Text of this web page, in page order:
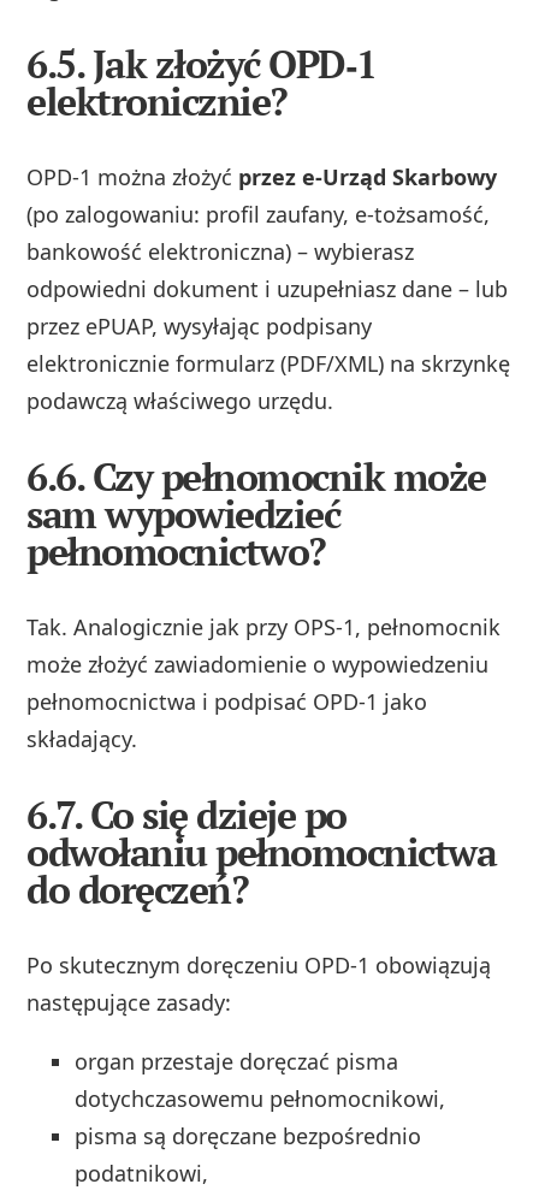
6.5. Jak złożyć OPD‑1
elektronicznie?
OPD‑1 można złożyć przez e‑Urząd Skarbowy
(po zalogowaniu: profil zaufany, e‑tożsamość,
bankowość elektroniczna) – wybierasz
odpowiedni dokument i uzupełniasz dane – lub
przez ePUAP, wysyłając podpisany
elektronicznie formularz (PDF/XML) na skrzynkę
podawczą właściwego urzędu.
6.6. Czy pełnomocnik może
sam wypowiedzieć
pełnomocnictwo?
Tak. Analogicznie jak przy OPS‑1, pełnomocnik
może złożyć zawiadomienie o wypowiedzeniu
pełnomocnictwa i podpisać OPD‑1 jako
składający.
6.7. Co się dzieje po
odwołaniu pełnomocnictwa
do doręczeń?
Po skutecznym doręczeniu OPD‑1 obowiązują
następujące zasady:
organ przestaje doręczać pisma
dotychczasowemu pełnomocnikowi,
pisma są doręczane bezpośrednio
podatnikowi,